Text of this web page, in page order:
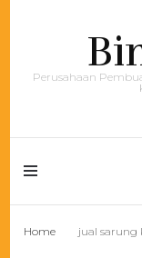
Perusahaan
Home jual sarung